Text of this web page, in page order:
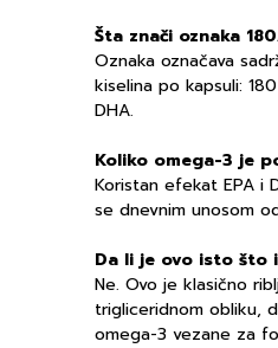
Šta znači oznaka
Oznaka označava
kiselina po kapsuli:
DHA.
Koliko omega-3 je
Koristan efekat EPA i
se dnevnim unosom
Da li je ovo isto što
Ne. Ovo je klasično
trigliceridnom obliku,
omega-3 vezane za